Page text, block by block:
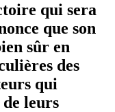
qui sera
que son
sûr en
des
qui
leurs